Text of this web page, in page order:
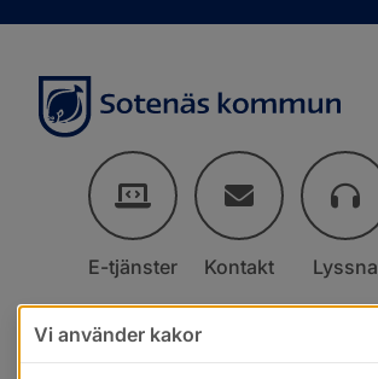
E-tjänster Kontakt Lyssna
Vi använder kakor